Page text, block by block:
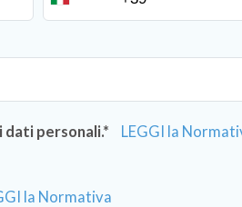
dati personali.*
LEGGI la
la Normativa